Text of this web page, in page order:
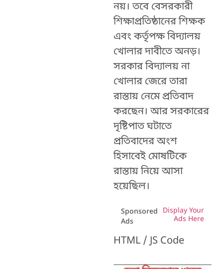
নয়। তবে বেসরকারী
শিক্ষাপ্রতিষ্ঠানের শিক্ষক
এবং কর্তৃপক্ষ বিদ্যালয়
খোলার দাবীতে অনড়।
সরকার বিদ্যালয় না
খোলার জেরে তারা
রাস্তায় নেমে প্রতিবাদ
করছেন। আর সরকারের
দৃষ্টিপাত ঘটাতে
প্রতিবাদের অংশ
হিসাবেই মোষটিকে
রাস্তায় নিয়ে আসা
হয়েছিল।
Sponsored
Ads
Display Your
Ads Here
HTML / JS Code